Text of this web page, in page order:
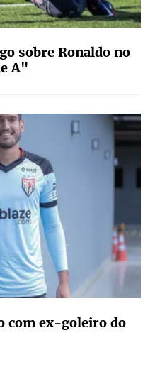
sobre Ronaldo no
A"
com ex-goleiro do